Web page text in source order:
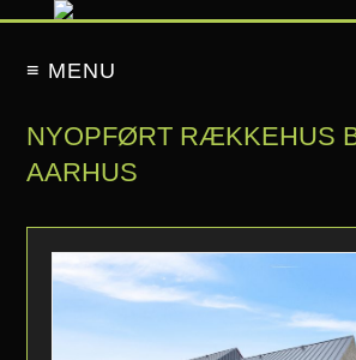
≡ MENU
NYOPFØRT RÆKKEHUS
AARHUS